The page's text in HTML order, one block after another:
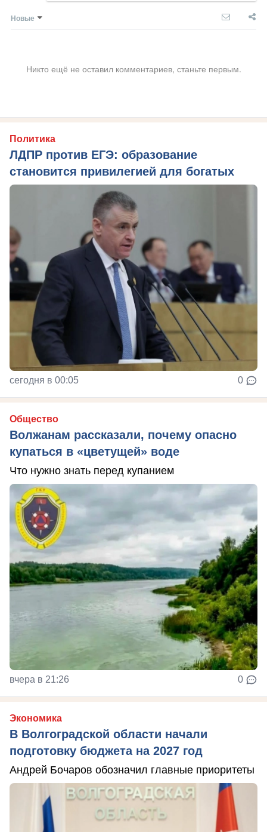
Новые
Никто ещё не оставил комментариев, станьте первым.
Политика
ЛДПР против ЕГЭ: образование
становится привилегией для богатых
сегодня в 00:05 0
Общество
Волжанам рассказали, почему опасно
купаться в «цветущей» воде
Что нужно знать перед купанием
вчера в 21:26 0
Экономика
В Волгоградской области начали
подготовку бюджета на 2027 год
Андрей Бочаров обозначил главные приоритеты